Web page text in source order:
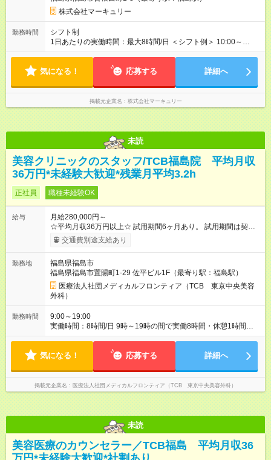
株式会社マーキュリー
勤務時間
シフト制
1日あたりの実働時間：最大8時間/日 ＜シフト例＞ 10:00～
19:00 11:00～20:00 12:00～21:00 ※週5日勤務となります。 ※
気になる！ 応募する 詳細へ
掲載元企業名 株式会社マーキュリー
未読
美容クリニックのスタッフ/TCB福島院 平均月収
36万円*未経験大歓迎*残業月平均3.2h
正社員 職種未経験OK
給与
月給280,000円～
☆平均月収36万円以上☆ 試用期間6ヶ月あり。 試用期間は契約
社員として、月給26万円となります。 ＜試用期間終了後＞ 月給
28万円+インセンティブ（平均8万円）+残業代等 ＝平均月収36
次昇給制度アリ】 年次昇給制度で毎年月給が上がっていくので
役職につかない場合でもしっかり昇給♪ 【大手ならではの豊富な
キャリアパス】 女性管理職割合86％！ クリニック内の役職だけ
ではなく、 TCBグループとしての役職、バックオフィスへの転
籍など 自ら手を挙げて挑戦することができます！ 【様々な業界
から活躍中】 平均年齢は27歳！ 美容部員やエステ、脱毛などの
近い業界から アパレル、飲食など他業界の接客業 事務、公務員
転職しませんか？？ 【試用期間】試用期間あり 試用期間の長
さ：6ヶ月 ※ 雇用形態と給与に、本採用時と異なる部分がありま
す。 雇用形態：中途採用（契約社員） 給与：月給 260,000円以
上
交通費別途支給あり
勤務地
福島県福島市
福島県福島市置賜町1-29 佐平ビル1F（最寄り駅：福島駅）
医療法人社団メディカルフロンティア（TCB 東京中央美容
外科）
勤務時間
9:00～19:00
実働時間：8時間/日 9時～19時の間で実働8時間・休憩1時間
（クリニックにより9:00~18:00or10:00~19:00勤務） 【残業ほ
ィナーの予定を入れたり、お買い物、ピラティスのレッスンな
境です。
気になる！ 応募する 詳細へ
掲載元企業名 医療法人社団メディカルフロンティア（TCB 東京中央美容外科）
未読
美容医療のカウンセラー／TCB福島 平均月収36